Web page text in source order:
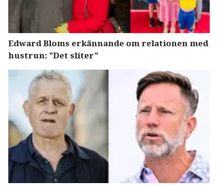
Edward Bloms erkännande om relationen med
hustrun: ”Det sliter”